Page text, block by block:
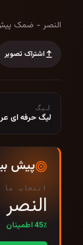
النصر -
النصر - ضمک پیش
اشتراک تصویر
لیگ
لیگ حرفه ای
پیش
انتخاب ما
النصر
45٪ اطمینان